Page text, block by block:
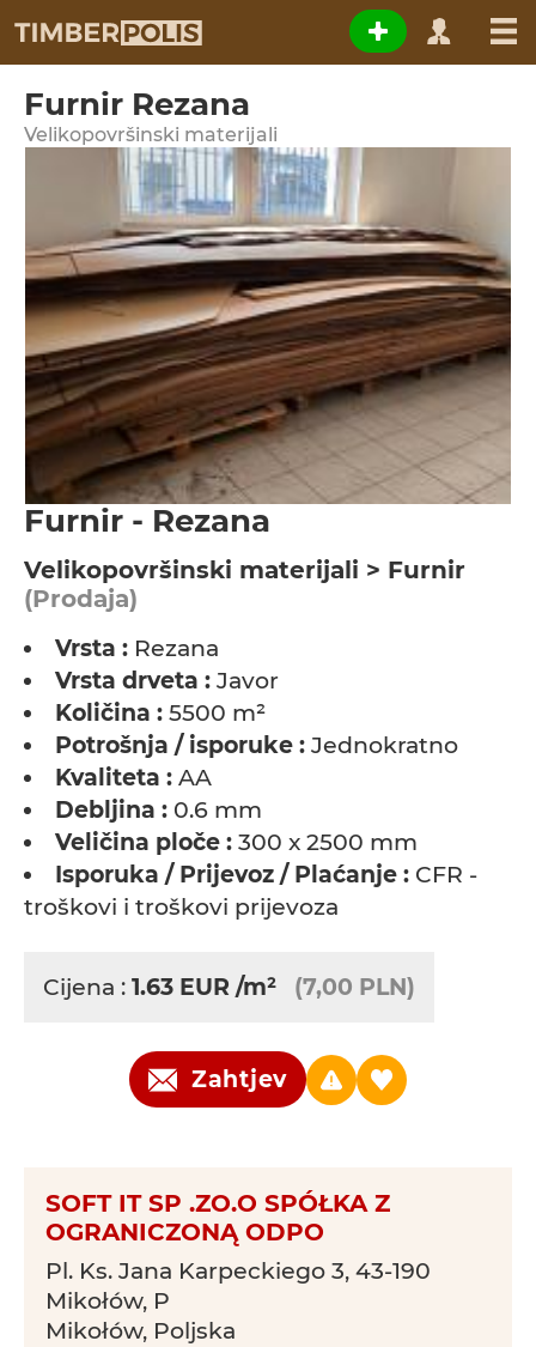
Furnir Rezana
Velikopovršinski materijali
Furnir - Rezana
Velikopovršinski materijali > Furnir
(Prodaja)
Vrsta : Rezana
Vrsta drveta : Javor
Količina : 5500 m²
Potrošnja / isporuke : Jednokratno
Kvaliteta : AA
Debljina : 0.6 mm
Veličina ploče : 300 x 2500 mm
Isporuka / Prijevoz / Plaćanje : CFR -
troškovi i troškovi prijevoza
Cijena : 1.63 EUR /m² (7,00 PLN)
Zahtjev
SOFT IT SP .ZO.O SPÓŁKA Z
OGRANICZONĄ ODPO
Pl. Ks. Jana Karpeckiego 3, 43-190
Mikołów, P
Mikołów, Poljska